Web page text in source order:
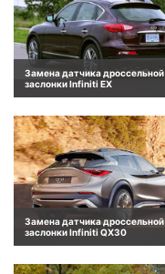
Замена датчика дроссельной
заслонки Infiniti EX
Замена датчика дроссельной
заслонки Infiniti QX30